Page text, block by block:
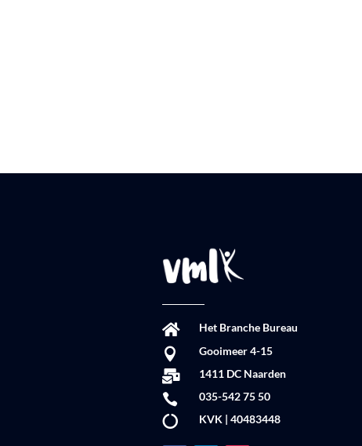
 Het Branche Bureau
 Gooimeer 4-15
 1411 DC Naarden
 035-542 75 50
 KVK | 40483448